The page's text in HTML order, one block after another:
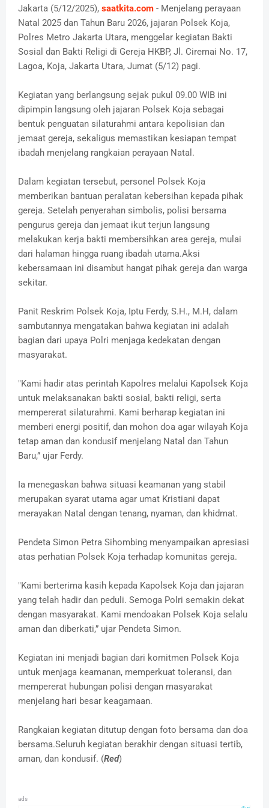
Jakarta (5/12/2025), saatkita.com - Menjelang perayaan
Natal 2025 dan Tahun Baru 2026, jajaran Polsek Koja,
Polres Metro Jakarta Utara, menggelar kegiatan Bakti
Sosial dan Bakti Religi di Gereja HKBP, Jl. Ciremai No. 17,
Lagoa, Koja, Jakarta Utara, Jumat (5/12) pagi.
Kegiatan yang berlangsung sejak pukul 09.00 WIB ini
dipimpin langsung oleh jajaran Polsek Koja sebagai
bentuk penguatan silaturahmi antara kepolisian dan
jemaat gereja, sekaligus memastikan kesiapan tempat
ibadah menjelang rangkaian perayaan Natal.
Dalam kegiatan tersebut, personel Polsek Koja
memberikan bantuan peralatan kebersihan kepada pihak
gereja. Setelah penyerahan simbolis, polisi bersama
pengurus gereja dan jemaat ikut terjun langsung
melakukan kerja bakti membersihkan area gereja, mulai
dari halaman hingga ruang ibadah utama.Aksi
kebersamaan ini disambut hangat pihak gereja dan warga
sekitar.
Panit Reskrim Polsek Koja, Iptu Ferdy, S.H., M.H, dalam
sambutannya mengatakan bahwa kegiatan ini adalah
bagian dari upaya Polri menjaga kedekatan dengan
masyarakat.
"Kami hadir atas perintah Kapolres melalui Kapolsek Koja
untuk melaksanakan bakti sosial, bakti religi, serta
mempererat silaturahmi. Kami berharap kegiatan ini
memberi energi positif, dan mohon doa agar wilayah Koja
tetap aman dan kondusif menjelang Natal dan Tahun
Baru,” ujar Ferdy.
Ia menegaskan bahwa situasi keamanan yang stabil
merupakan syarat utama agar umat Kristiani dapat
merayakan Natal dengan tenang, nyaman, dan khidmat.
Pendeta Simon Petra Sihombing menyampaikan apresiasi
atas perhatian Polsek Koja terhadap komunitas gereja.
"Kami berterima kasih kepada Kapolsek Koja dan jajaran
yang telah hadir dan peduli. Semoga Polri semakin dekat
dengan masyarakat. Kami mendoakan Polsek Koja selalu
aman dan diberkati,” ujar Pendeta Simon.
Kegiatan ini menjadi bagian dari komitmen Polsek Koja
untuk menjaga keamanan, memperkuat toleransi, dan
mempererat hubungan polisi dengan masyarakat
menjelang hari besar keagamaan.
Rangkaian kegiatan ditutup dengan foto bersama dan doa
bersama.Seluruh kegiatan berakhir dengan situasi tertib,
aman, dan kondusif. (Red)
ads